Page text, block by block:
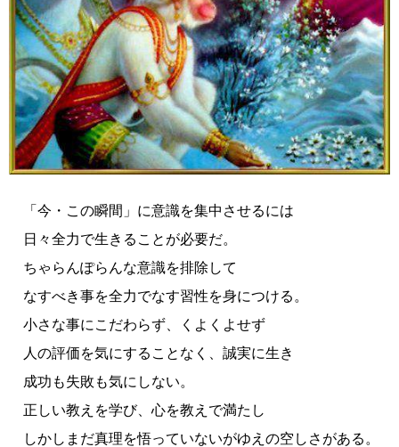
「今・この瞬間」に意識を集中させるには
日々全力で生きることが必要だ。
ちゃらんぽらんな意識を排除して
なすべき事を全力でなす習性を身につける。
小さな事にこだわらず、くよくよせず
人の評価を気にすることなく、誠実に生き
成功も失敗も気にしない。
正しい教えを学び、心を教えで満たし
しかしまだ真理を悟っていないがゆえの空しさがある。